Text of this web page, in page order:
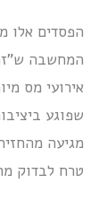
הפסדים אלו
המחשבה
אירועי מס
שפוגע
מגיעה
טרח לבדוק